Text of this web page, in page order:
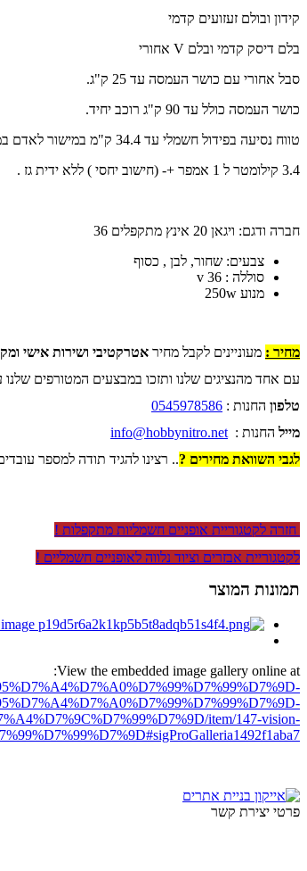
קידון ובולם זעזועים קדמי
בלם דיסק קדמי ובלם V אחורי
סבל אחורי עם כושר העמסה עד 25 ק"ג.
כושר העמסה כולל עד 90 ק"ג רוכב יחיד.
טווח נסיעה בפידול חשמלי עד 34.4 ק"מ במישור לאדם במשקל 70 ק"ג
3.4 קילומטר ל 1 אמפר +- (חישוב יחסי ) ללא ידית גז .
חברה ודגם: ויגאן 20 אינץ מתקפלים 36
צבעים: שחור, לבן , כסוף
סוללה : 36 v
מנוע 250w
מחיר : מעוניינים לקבל מחיר אטרקטיבי ושירות אישי
עם אחד מהנציגים שלנו ותזכו במבצעים המטורפים שלנו עד 60% הנחה על כל
טלפון החנות : 0545978586
מייל החנות : info@hobbynitro.net
לגבי השוואת מחירים ?.. רצינו להגיד תודה למספר
חזרה לקטגוריית אופניים חשמליות מתקפלות !
לקטגוריית אבזרים וציוד נלווה לאופניים חשמליים !
תמונות המוצר
View the embedded image gallery online at:
item/147-vision-
פרטי יצירת קשר